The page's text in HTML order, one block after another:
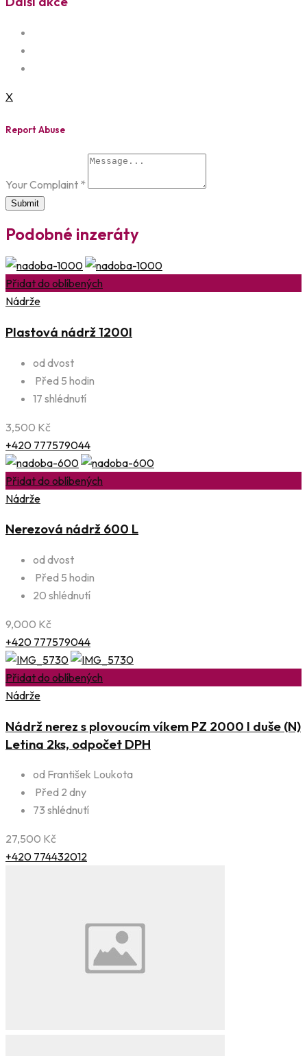
X
Report Abuse
Your Complaint *
Submit
Podobné inzeráty
Přidat do oblíbených
Nádrže
Plastová nádrž 1200l
od dvost
Před 5 hodin
17 shlédnutí
3,500 Kč
+420 777579044
Přidat do oblíbených
Nádrže
Nerezová nádrž 600 L
od dvost
Před 5 hodin
20 shlédnutí
9,000 Kč
+420 777579044
Přidat do oblíbených
Nádrže
Nádrž nerez s plovoucím víkem PZ 2000 l duše (N)
Letina 2ks, odpočet DPH
od František Loukota
Před 2 dny
73 shlédnutí
27,500 Kč
+420 774432012